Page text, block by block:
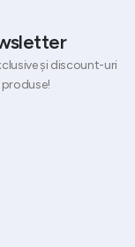
și discount-uri